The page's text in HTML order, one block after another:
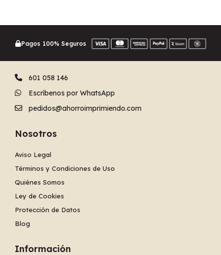
Pagos 100% Seguros
601 058 146
Escríbenos por WhatsApp
pedidos@ahorroimprimiendo.com
Nosotros
Aviso Legal
Términos y Condiciones de Uso
Quiénes Somos
Ley de Cookies
Protección de Datos
Blog
Información